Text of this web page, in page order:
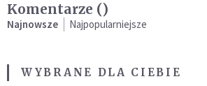
Komentarze ()
Najnowsze Najpopularniejsze
WYBRANE DLA CIEBIE